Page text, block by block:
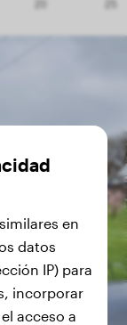
en
datos
IP) para
incorporar
acceso a